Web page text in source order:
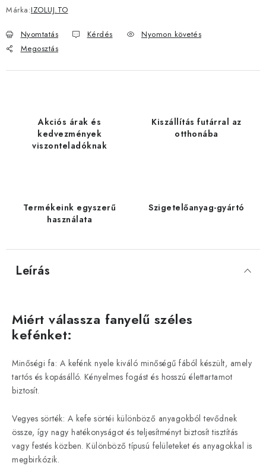
Márka:IZOLUJ.TO
Nyomtatás Kérdés
Nyomon követés
Megosztás
Akciós árak és
kedvezmények
viszonteladóknak
Kiszállítás futárral az
otthonába
Termékeink egyszerű
használata
Szigetelőanyag-gyártó
Leírás
Miért válassza fanyelű széles
kefénket:
Minőségi fa: A kefénk nyele kiváló minőségű fából készült, amely
tartós és kopásálló. Kényelmes fogást és hosszú élettartamot
biztosít.
Vegyes sörték: A kefe sörtéi különböző anyagokból tevődnek
össze, így nagy hatékonyságot és teljesítményt biztosít tisztítás
vagy festés közben. Különböző típusú felületeket és anyagokkal is
megbirkózik.